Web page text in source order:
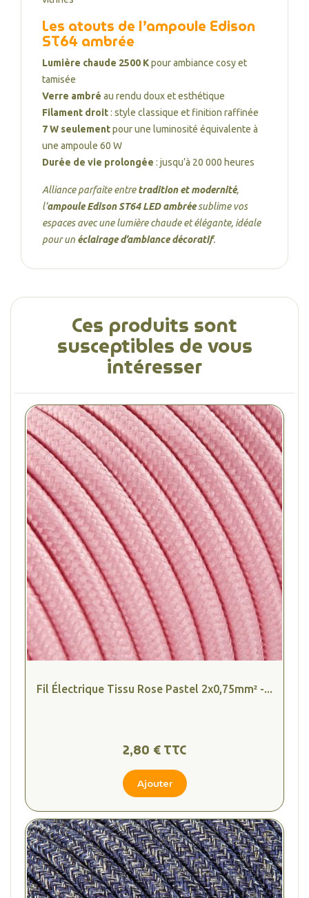
Les atouts de l’ampoule Edison
ST64 ambrée
Lumière chaude 2500 Kpour ambiance cosy et
tamisée
Verre ambré au rendu doux et esthétique
Filament droit: style classique et finition raffinée
7 W seulementpour une luminosité équivalente à
une ampoule 60 W
Durée de vie prolongée : jusqu’à 20 000 heures
Alliance parfaite entretradition et modernité,
l’ampoule Edison ST64 LED ambréesublime vos
espaces avec une lumière chaude et élégante, idéale
pour un éclairage d’ambiance décoratif.
Ces produits sont
susceptibles de vous
intéresser
Fil Électrique Tissu Rose Pastel 2x0,75mm² -...
2,80 € TTC
Ajouter